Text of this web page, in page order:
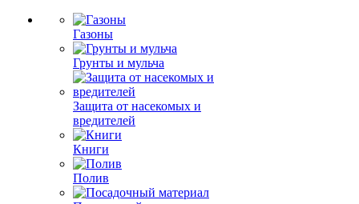
Газоны
Грунты и мульча
Защита от насекомых и
вредителей
Книги
Полив